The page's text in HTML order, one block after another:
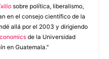
sobre política, liberalismo,
en el consejo científico de la
allá por el 2003 y dirigiendo
de la Universidad
en Guatemala."